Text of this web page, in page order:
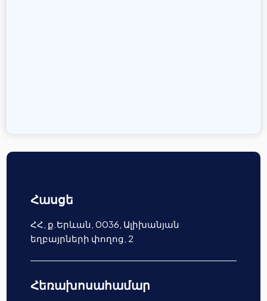
Հասցե
ՀՀ, ք.Երևան, 0036, Ալիխանյան
եղբայրների փողոց, 2
Հեռախոսահամար